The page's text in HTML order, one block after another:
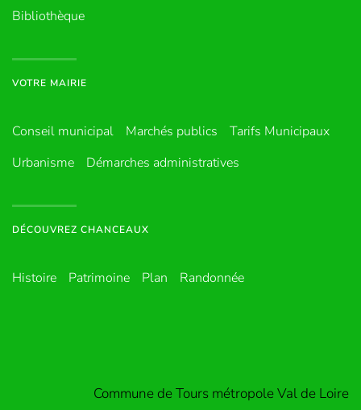
Bibliothèque
VOTRE MAIRIE
Conseil municipal Marchés publics
Tarifs Municipaux
Urbanisme
Démarches administratives
DÉCOUVREZ CHANCEAUX
Histoire Patrimoine Plan Randonnée
Commune de Tours métropole Val de Loire